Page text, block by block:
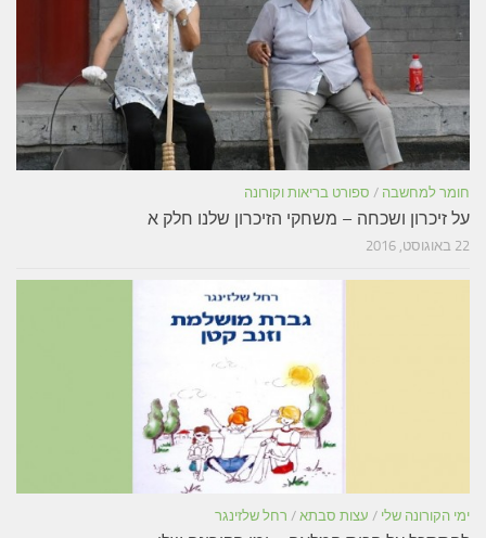
חומר למחשבה / ספורט בריאות וקורונה
על זיכרון ושכחה – משחקי הזיכרון שלנו חלק א
22 באוגוסט, 2016
ימי הקורונה שלי / עצות סבתא / רחל שלזינגר